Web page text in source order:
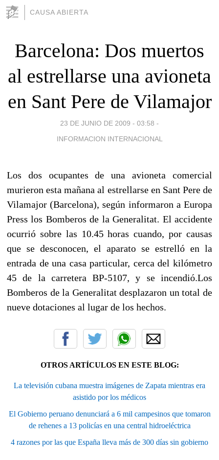
CAUSA ABIERTA
Barcelona: Dos muertos
al estrellarse una avioneta
en Sant Pere de Vilamajor
23 DE JUNIO DE 2009 - 03:58 -
INFORMACION INTERNACIONAL
Los dos ocupantes de una avioneta comercial
murieron esta mañana al estrellarse en Sant Pere de
Vilamajor (Barcelona), según informaron a Europa
Press los Bomberos de la Generalitat. El accidente
ocurrió sobre las 10.45 horas cuando, por causas
que se desconocen, el aparato se estrelló en la
entrada de una casa particular, cerca del kilómetro
45 de la carretera BP-5107, y se incendió.Los
Bomberos de la Generalitat desplazaron un total de
nueve dotaciones al lugar de los hechos.
OTROS ARTÍCULOS EN ESTE BLOG:
La televisión cubana muestra imágenes de Zapata mientras era
asistido por los médicos
El Gobierno peruano denunciará a 6 mil campesinos que tomaron
de rehenes a 13 policías en una central hidroeléctrica
4 razones por las que España lleva más de 300 días sin gobierno